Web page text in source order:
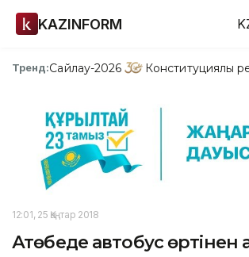
KAZINFORM
Тренд:Сайлау-2026 Конституциялық
12:01, 25 Қаңтар 2018
Ақтөбеде автобус өртінен